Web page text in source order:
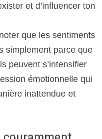
et d’influencer ton
que les sentiments
simplement parce que
peuvent s’intensifier
émotionnelle qui
inattendue et